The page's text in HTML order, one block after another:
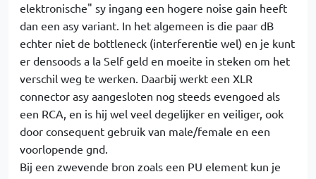
elektronische" sy ingang een hogere noise gain heeft
dan een asy variant. In het algemeen is die paar dB
echter niet de bottleneck (interferentie wel) en je kunt
er densoods a la Self geld en moeite in steken om het
verschil weg te werken. Daarbij werkt een XLR
connector asy aangesloten nog steeds evengoed als
een RCA, en is hij wel veel degelijker en veiliger, ook
door consequent gebruik van male/female en een
voorlopende gnd.
Bij een zwevende bron zoals een PU element kun je